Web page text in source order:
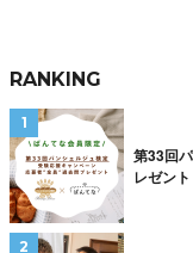
RANKING
第33回
レゼント